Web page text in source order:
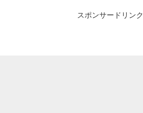
スポンサードリンク